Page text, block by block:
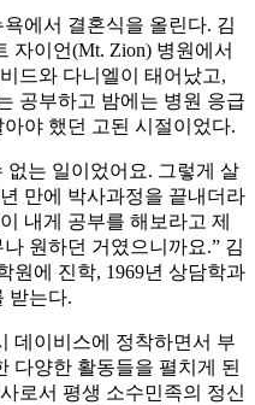
에서 결혼식을 올린다. 김
자이언(Mt. Zion) 병원에서
드와 다니엘이 태어났고,
공부하고 밤에는 병원 응급
야 했던 고된 시절이었다.
없는 일이었어요. 그렇게 살
만에 박사과정을 끝내더라
내게 공부를 해보라고 제
원하던 거였으니까요.” 김
원에 진학, 1969년 상담학과
받는다.
데이비스에 정착하면서 부
다양한 활동들을 펼치게 된
로서 평생 소수민족의 정신